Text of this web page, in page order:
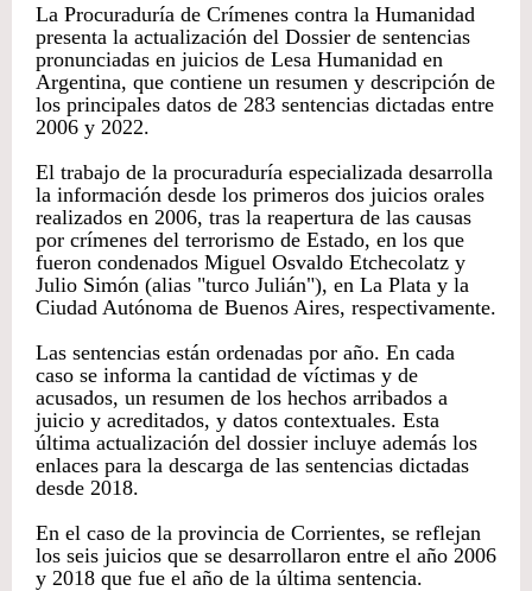
La Procuraduría de Crímenes contra la Humanidad
presenta la actualización del Dossier de sentencias
pronunciadas en juicios de Lesa Humanidad en
Argentina, que contiene un resumen y descripción de
los principales datos de 283 sentencias dictadas entre
2006 y 2022.
El trabajo de la procuraduría especializada desarrolla
la información desde los primeros dos juicios orales
realizados en 2006, tras la reapertura de las causas
por crímenes del terrorismo de Estado, en los que
fueron condenados Miguel Osvaldo Etchecolatz y
Julio Simón (alias "turco Julián"), en La Plata y la
Ciudad Autónoma de Buenos Aires, respectivamente.
Las sentencias están ordenadas por año. En cada
caso se informa la cantidad de víctimas y de
acusados, un resumen de los hechos arribados a
juicio y acreditados, y datos contextuales. Esta
última actualización del dossier incluye además los
enlaces para la descarga de las sentencias dictadas
desde 2018.
En el caso de la provincia de Corrientes, se reflejan
los seis juicios que se desarrollaron entre el año 2006
y 2018 que fue el año de la última sentencia.